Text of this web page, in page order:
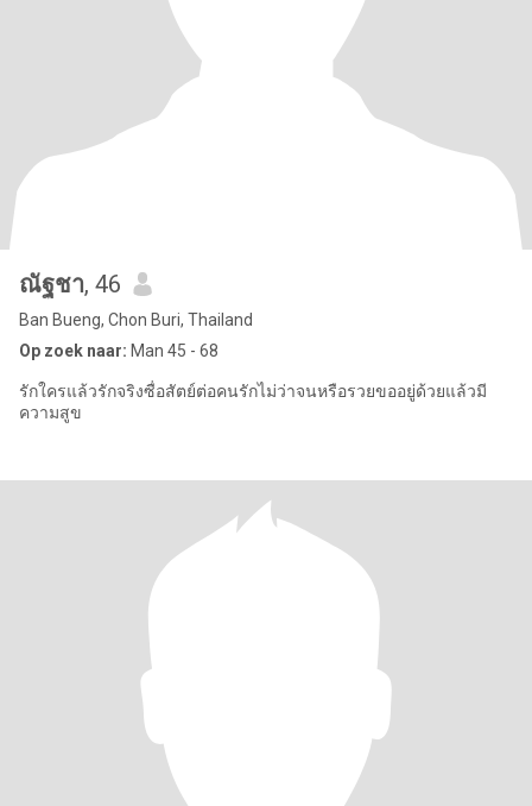
ณัฐชา, 46
Ban Bueng, Chon Buri, Thailand
Op zoek naar: Man 45 - 68
รักใครแล้วรักจริงซื่อสัตย์ต่อคนรักไม่ว่าจนหรือรวยขออยู่ด้วยแล้วมี
ความสูข